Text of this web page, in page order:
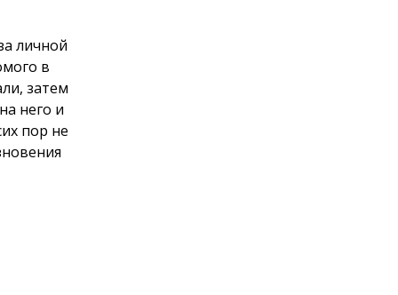
личной
в
затем
него и
пор не